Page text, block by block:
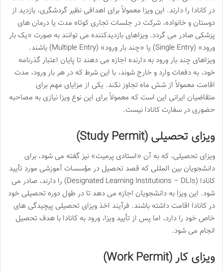
در کانادا را دارند. این ویزا معمولاً برای اهدافی نظیر گردشگری، بازدید از
دوستان و خانواده، شرکت در جلسات تجاری کوتاه مدت یا درمان های
پزشکی صادر می گردد. ویزاهای بازدیدکننده می توانند به صورت «یک بار
ورود» (Single Entry) یا «چند بار ورود» (Multiple Entry) باشند.
ویزاهای چند بار ورود به دارنده اجازه می دهند تا پایان اعتبار گذرنامه
خود، به دفعات وارد و خارج شوند، با این شرط که در هر بار ورود، مدت
اقامت معمولاً از شش ماه تجاوز نکند. یکی از مزایای مهم برای
متقاضیان ایرانی این است که معمولاً برای این نوع ویزا نیازی به مصاحبه
حضوری در سفارت کانادا نیست.
ویزای تحصیلی (Study Permit)
ویزای تحصیلی، که به آن «استادی پرمیت» نیز گفته می شود، برای
دانشجویان بین المللی که قصد تحصیل در مؤسسات آموزشی مورد تأیید
کانادا (Designated Learning Institutions – DLIs) را دارند، صادر می
شود. این ویزا به دانشجویان اجازه می دهد تا در طول دوره تحصیلی خود
در کانادا اقامت داشته باشند. فرآیند اخذ ویزای تحصیلی پیچیدگی های
خاص خود را دارد، اما پس از تأیید ویزا، ورود به کانادا با هدف تحصیل
انجام می شود.
ویزای کار (Work Permit)